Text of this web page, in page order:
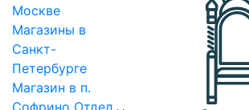
Москве
Магазины в
Санкт-
Петербурге
Магазин в п.
Софрино Отдел